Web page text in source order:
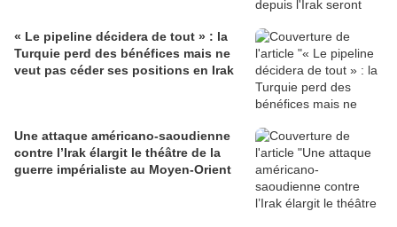
« Le pipeline décidera de tout » : la
Turquie perd des bénéfices mais ne
veut pas céder ses positions en Irak
Une attaque américano-saoudienne
contre l’Irak élargit le théâtre de la
guerre impérialiste au Moyen-Orient